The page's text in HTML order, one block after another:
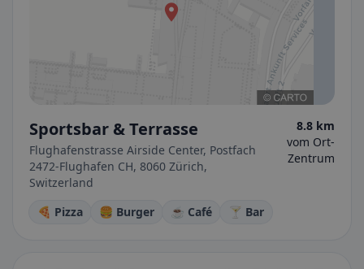
Sportsbar & Terrasse
Flughafenstrasse Airside Center, Postfach
2472-Flughafen CH, 8060 Zürich,
Switzerland
8.8 km
vom Ort-
Zentrum
🍕 Pizza 🍔 Burger ☕ Café 🍸 Bar